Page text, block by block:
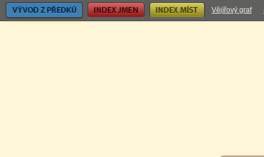
Vývod z předků Index jmen Index míst Vějířový graf